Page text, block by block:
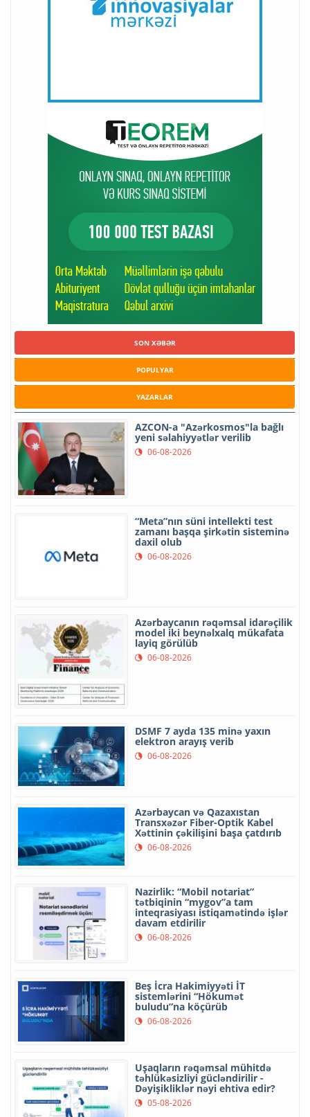
SON XƏBƏR
POPULYAR
YAZARLAR
AZCON-a "Azərkosmos"la bağlı
yeni səlahiyyətlər verilib
06-08-2026
“Meta”nın süni intellekti test
zamanı başqa şirkətin sisteminə
daxil olub
06-08-2026
Azərbaycanın rəqəmsal idarəçilik
model iki beynəlxalq mükafata
layiq görülüb
06-08-2026
DSMF 7 ayda 135 minə yaxın
elektron arayış verib
06-08-2026
Azərbaycan və Qazaxıstan
Transxəzər Fiber-Optik Kabel
Xəttinin çəkilişini başa çatdırıb
06-08-2026
Nazirlik: “Mobil notariat”
tətbiqinin “mygov”a tam
inteqrasiyası istiqamətində işlər
davam etdirilir
06-08-2026
Beş İcra Hakimiyyəti İT
sistemlərini “Hökumət
buludu”na köçürüb
06-08-2026
Uşaqların rəqəmsal mühitdə
təhlükəsizliyi gücləndirilir -
Dəyişikliklər nəyi ehtiva edir?
05-08-2026